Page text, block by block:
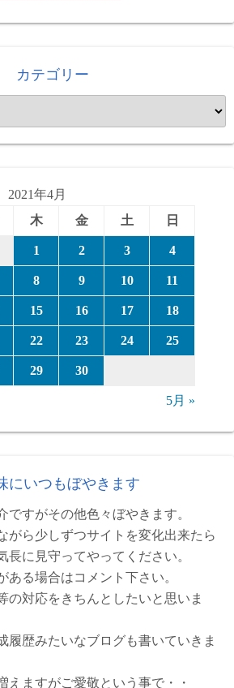
カテゴリー
2021年4月
木 金 土 日
1 2 3 4
8 9 10 11
15 16 17 18
22 23 24 25
29 30
5月 »
にいつもぼやきます
ですがその他色々ぼやきます。
がら少しずつサイトを変化出来たら
長に見守ってやってください。
ある場合はコメント下さい。
の対応をきちんとしたいと思いま
履歴みたいなブログも書いていきま
えますがご愛敬という事で・・